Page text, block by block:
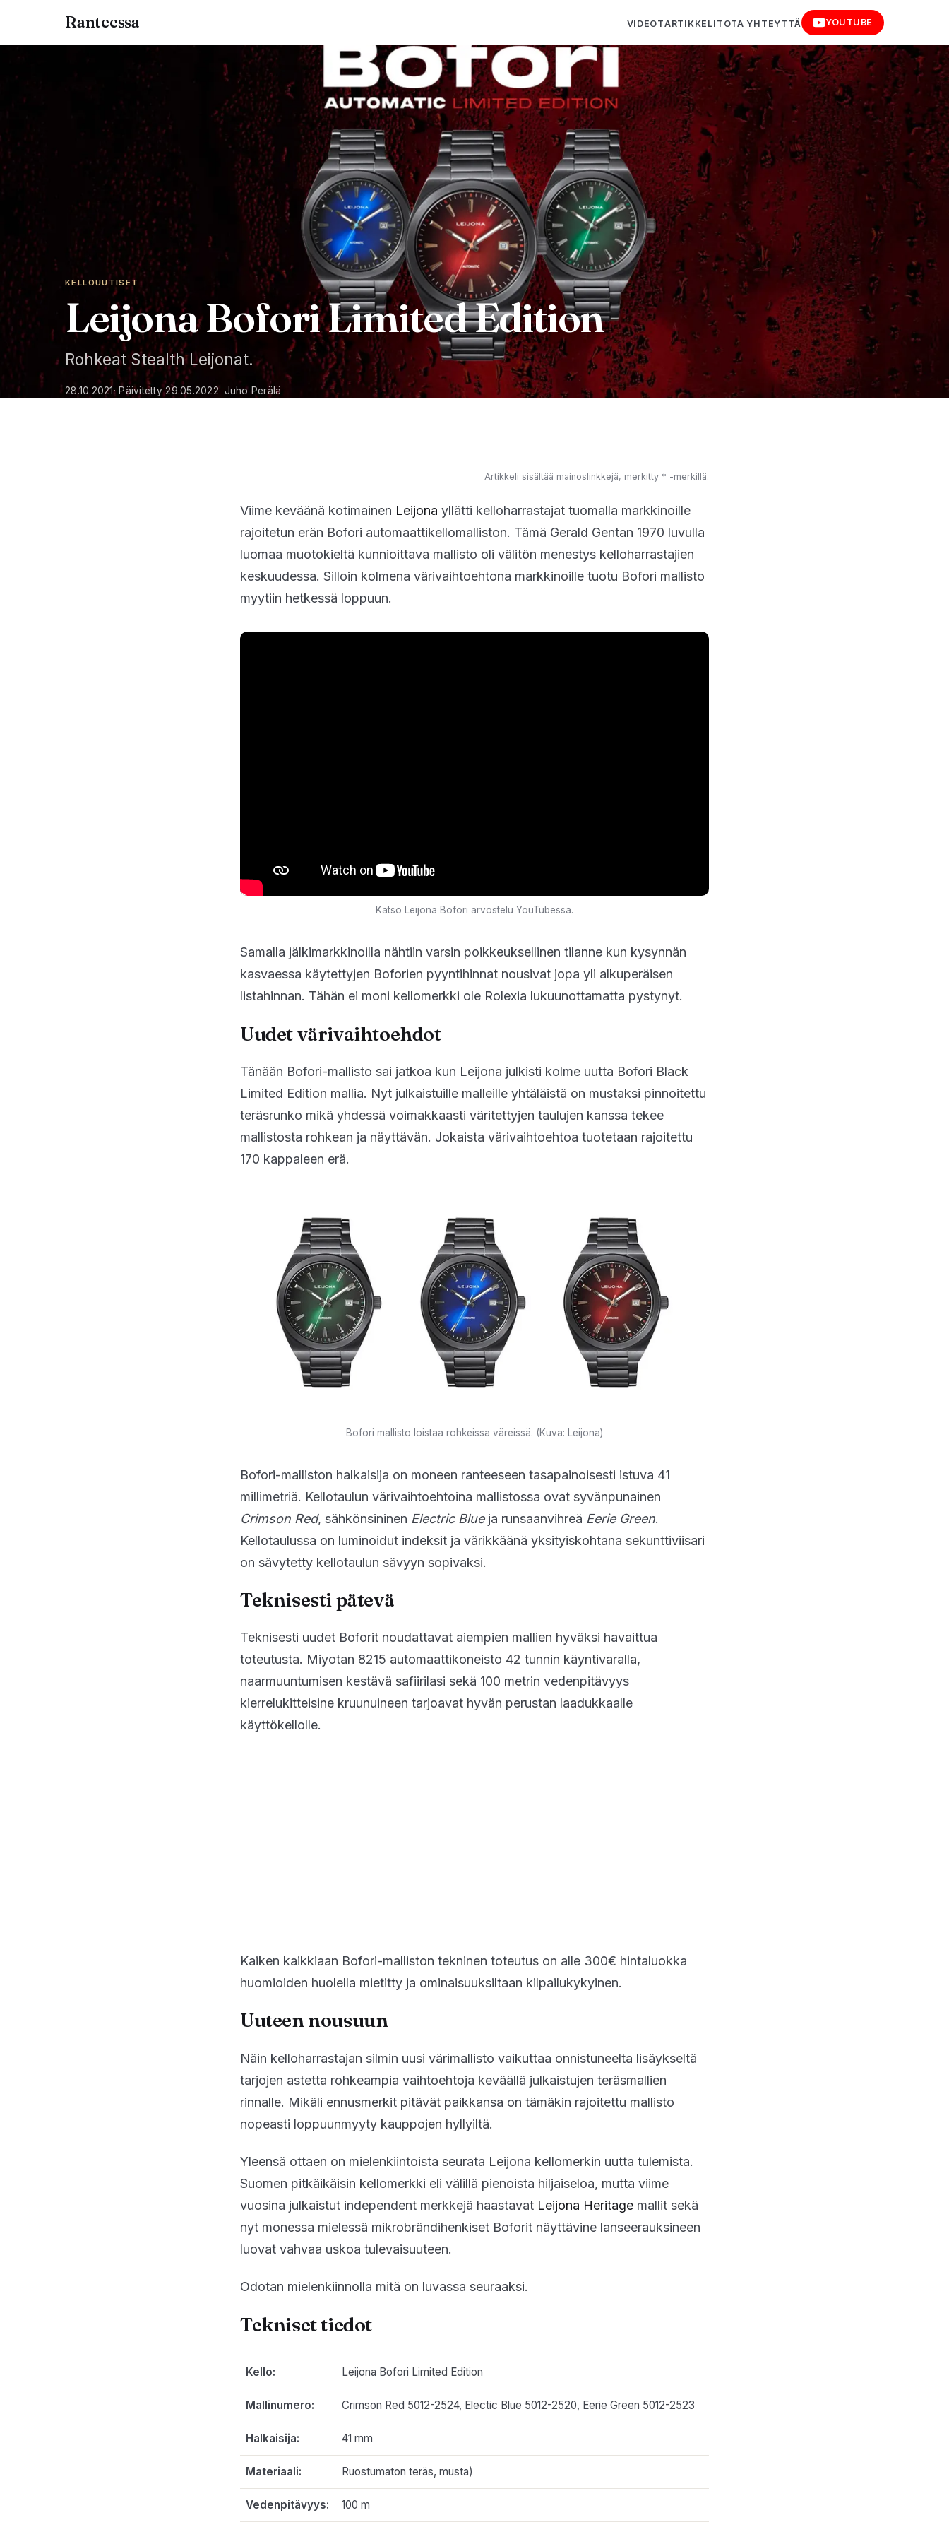
Ranteessa VIDEOTARTIKKELIT OTA YHTEYTTÄ YOUTUBE
KELLOUUTISET
Leijona Bofori Limited Edition
Rohkeat Stealth Leijonat.
28.10.2021· Päivitetty 29.05.2022· Juho Perälä
Artikkeli sisältää mainoslinkkejä, merkitty * -merkillä.
Viime keväänä kotimainen Leijona yllätti kelloharrastajat tuomalla markkinoille
rajoitetun erän Bofori automaattikellomalliston. Tämä Gerald Gentan 1970 luvulla
luomaa muotokieltä kunnioittava mallisto oli välitön menestys kelloharrastajien
keskuudessa. Silloin kolmena värivaihtoehtona markkinoille tuotu Bofori mallisto
myytiin hetkessä loppuun.
Katso Leijona Bofori arvostelu YouTubessa.
Samalla jälkimarkkinoilla nähtiin varsin poikkeuksellinen tilanne kun kysynnän
kasvaessa käytettyjen Boforien pyyntihinnat nousivat jopa yli alkuperäisen
listahinnan. Tähän ei moni kellomerkki ole Rolexia lukuunottamatta pystynyt.
Uudet värivaihtoehdot
Tänään Bofori-mallisto sai jatkoa kun Leijona julkisti kolme uutta Bofori Black
Limited Edition mallia. Nyt julkaistuille malleille yhtäläistä on mustaksi pinnoitettu
teräsrunko mikä yhdessä voimakkaasti väritettyjen taulujen kanssa tekee
mallistosta rohkean ja näyttävän. Jokaista värivaihtoehtoa tuotetaan rajoitettu
170 kappaleen erä.
Bofori mallisto loistaa rohkeissa väreissä. (Kuva: Leijona)
Bofori-malliston halkaisija on moneen ranteeseen tasapainoisesti istuva 41
millimetriä. Kellotaulun värivaihtoehtoina mallistossa ovat syvänpunainen
Crimson Red, sähkönsininen Electric Blueja runsaanvihreä Eerie Green.
Kellotaulussa on luminoidut indeksit ja värikkäänä yksityiskohtana sekunttiviisari
on sävytetty kellotaulun sävyyn sopivaksi.
Teknisesti pätevä
Teknisesti uudet Boforit noudattavat aiempien mallien hyväksi havaittua
toteutusta. Miyotan 8215 automaattikoneisto 42 tunnin käyntivaralla,
naarmuuntumisen kestävä safiirilasi sekä 100 metrin vedenpitävyys
kierrelukitteisine kruunuineen tarjoavat hyvän perustan laadukkaalle
käyttökellolle.
Kaiken kaikkiaan Bofori-malliston tekninen toteutus on alle 300€ hintaluokka
huomioiden huolella mietitty ja ominaisuuksiltaan kilpailukykyinen.
Uuteen nousuun
Näin kelloharrastajan silmin uusi värimallisto vaikuttaa onnistuneelta lisäykseltä
tarjojen astetta rohkeampia vaihtoehtoja keväällä julkaistujen teräsmallien
rinnalle. Mikäli ennusmerkit pitävät paikkansa on tämäkin rajoitettu mallisto
nopeasti loppuunmyyty kauppojen hyllyiltä.
Yleensä ottaen on mielenkiintoista seurata Leijona kellomerkin uutta tulemista.
Suomen pitkäikäisin kellomerkki eli välillä pienoista hiljaiseloa, mutta viime
vuosina julkaistut independent merkkejä haastavat Leijona Heritage mallit sekä
nyt monessa mielessä mikrobrändihenkiset Boforit näyttävine lanseerauksineen
luovat vahvaa uskoa tulevaisuuteen.
Odotan mielenkiinnolla mitä on luvassa seuraaksi.
Tekniset tiedot
Kello: Leijona Bofori Limited Edition
Mallinumero: Crimson Red 5012-2524, Electic Blue 5012-2520, Eerie Green 5012-2523
Halkaisija: 41 mm
Materiaali: Ruostumaton teräs, musta)
Vedenpitävyys: 100 m